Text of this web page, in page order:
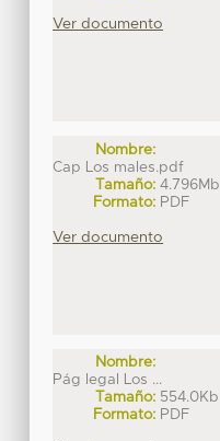
Ver documento
Nombre:
Cap Los males.pdf
Tamaño: 4.796Mb
Formato: PDF
Ver documento
Nombre:
Pág legal Los ...
Tamaño: 554.0Kb
Formato: PDF